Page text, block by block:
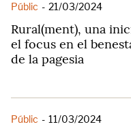
Públic - 21/03/2024
Rural(ment), una
el focus en el
de la pagesia
Públic - 11/03/2024